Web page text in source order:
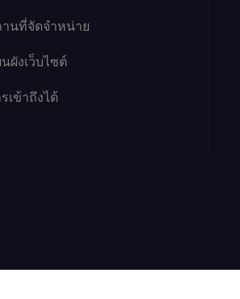
Accept button below.
นที่จัดจำหน่าย
ผังเว็บไซต์
เข้าถึงได้